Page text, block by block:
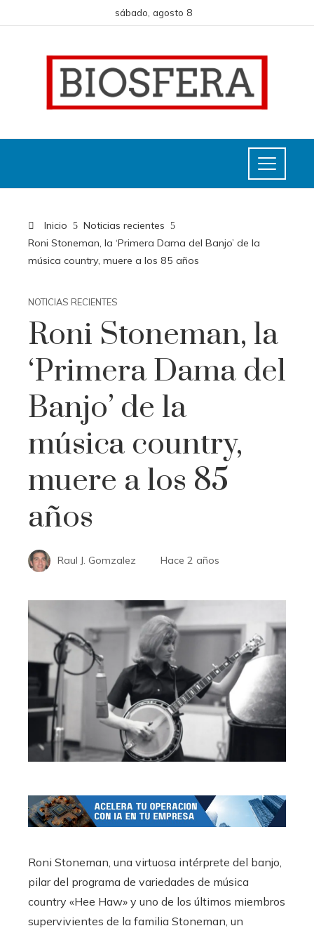
sábado, agosto 8
Inicio
Noticias recientes
Roni Stoneman, la ‘Primera Dama del Banjo’ de la
música country, muere a los 85 años
NOTICIAS RECIENTES
Roni Stoneman, la
‘Primera Dama del
Banjo’ de la
música country,
muere a los 85
años
Raul J. Gomzalez Hace 2 años
Roni Stoneman, una virtuosa intérprete del banjo,
pilar del programa de variedades de música
country «Hee Haw» y uno de los últimos miembros
supervivientes de la familia Stoneman, un